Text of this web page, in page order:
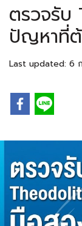
ตรวจรับ
ปัญหาที่ต้
Last updated: 6